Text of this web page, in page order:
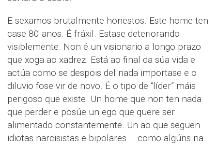
E sexamos brutalmente honestos. Este home ten
case 80 anos. É fráxil. Estase deteriorando
visiblemente. Non é un visionario a longo prazo
que xoga ao xadrez. Está ao final da súa vida e
actúa como se despois del nada importase e o
diluvio fose vir de novo. É o tipo de “líder” máis
perigoso que existe. Un home que non ten nada
que perder e posúe un ego que quere ser
alimentado constantemente. Un ao que seguen
idiotas narcisistas e bipolares – como algúns na